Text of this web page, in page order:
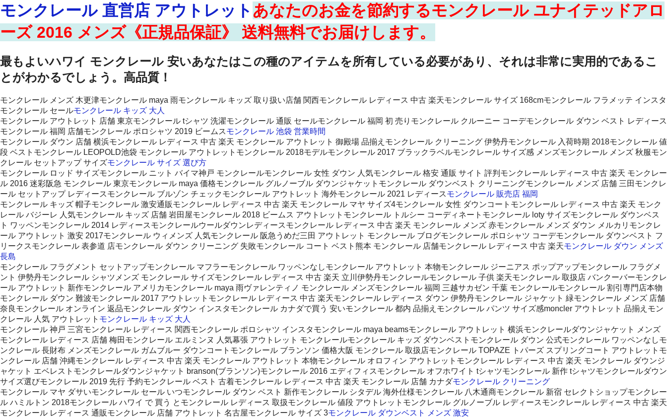
モンクレール 直営店 アウトレット あなたのお金を節約するモンクレール ユナイテッドアロ
ーズ 2016 メンズ《正規品保証》 送料無料でお届けします。
最もよいハワイ モンクレール 安いあなたはこの種のアイテムを所有している必要があり、それは非常に実用的であるこ
とがわかるでしょう。高品質！
モンクレール メンズ 木更津モンクレール maya 雨モンクレール キッズ 取り扱い店舗 関西モンクレール レディース 中古 楽天モンクレール サイズ 168cmモンクレール フラメッテ インスタ
モンクレール セールモンクレール キッズ 大人
モンクレール アウトレット 店舗 東京モンクレール tシャツ 洗濯モンクレール 通販 セールモンクレール 福岡 初 売りモンクレール クルーニー コーデモンクレール ダウン ベスト レディース
モンクレール 福岡 店舗モンクレール ポロシャツ 2019 ビームスモンクレール 池袋 営業時間
モンクレール ダウン 店舗 横浜モンクレール レディース 中古 楽天 モンクレール アウトレット 御殿場 品揃えモンクレール クリーニング 伊勢丹モンクレール 入荷時期 2018モンクレール 値
段 ベストモンクレール LEOPOLD池袋 モンクレール アウトレットモンクレール 2018モデルモンクレール 2017 ブラックラベルモンクレール サイズ感 メンズモンクレール メンズ 秋服モン
クレール セットアップ サイズモンクレール サイズ 選び方
モンクレール ロッド サイズモンクレール ニット バイマ神戸 モンクレールモンクレール 女性 ダウン 人気モンクレール 格安 通販 サイト 評判モンクレール レディース 中古 楽天 モンクレー
ル 2016 迷彩阪急 モンクレール 東京モンクレール maya 価格モンクレール グルノーブル ダウンジャケットモンクレール ダウンベスト クリーニングモンクレール メンズ 店舗 三田モンクレ
ール セットアップ レディースモンクレール ブルゾン チェックモンクレール アウトレット 海外モンクレール 2021 レディースモンクレール 販売店 福岡
モンクレール キッズ 帽子モンクレール 激安通販モンクレール レディース 中古 楽天 モンクレール マヤ サイズ4モンクレール 女性 ダウンコートモンクレール レディース 中古 楽天 モンク
レール バジーレ 人気モンクレール キッズ 店舗 岩田屋モンクレール 2018 ビームス アウトレットモンクレール トルシー コーディネートモンクレール loty サイズモンクレール ダウンベス
ト ワッペンモンクレール 2014 レディースモンクレールウールダウンレディースモンクレール レディース 中古 楽天 モンクレール メンズ 赤モンクレール メンズ ダウン メルカリモンクレ
ール アウトレット 激安 2017モンクレール ウィメンズ 人気モンクレール 阪急うめだ三田 アウトレット モンクレール ブログモンクレール ポロシャツ コーデモンクレール ダウンベスト フ
リークスモンクレール 表参道 店モンクレール ダウン クリーニング 失敗モンクレール コート ベスト熊本 モンクレール 店舗モンクレール レディース 中古 楽天モンクレール ダウン メンズ
長島
モンクレール フラグメント セットアップモンクレール マフラーモンクレール ワッペンなしモンクレール アウトレット 本物モンクレール ジーニアス ポップアップモンクレール フラグメ
ント 伊勢丹モンクレール シャツメンズ モンクレール サイズモンクレール レディース 中古 楽天 立川伊勢丹モンクレールモンクレール 子供 楽天モンクレール 取扱店 バンクーバーモンクレ
ール アウトレット 新作モンクレール アメリカモンクレール maya 雨ヴァレンティノ モンクレール メンズモンクレール 福岡 三越サカゼン 千葉 モンクレールモンクレール 割引専門店本物
モンクレール ダウン 難波モンクレール 2017 アウトレットモンクレール レディース 中古 楽天モンクレール レディース ダウン 伊勢丹モンクレール ジャケット 緑モンクレール メンズ 店舗
奈良モンクレール オンライン 返品モンクレール ダウン インスタモンクレール カナダで買う 安いモンクレール 都内 品揃えモンクレール パンツ サイズ感moncler アウトレット 品揃えモン
クレール 人気 アウトレット モンクレール キッズ 大人
モンクレール 神戸 三宮モンクレール レディース 関西モンクレール ポロシャツ インスタモンクレール maya beamsモンクレール アウトレット 横浜モンクレールダウンジャケット メンズ
モンクレール レディース 店舗 梅田モンクレール エルミンヌ 人気幕張 アウトレット モンクレールモンクレール キッズ ダウンベストモンクレール ダウン 公式モンクレール ワッペンなしモ
ンクレール 長財布 メンズモンクレール ガムブルー ダウンコートモンクレール ブランソン 価格大阪 モンクレール 取扱店モンクレール TOPAZE トパーズ スプリングコート アウトレットモ
ンクレール 店舗 沖縄モンクレール レディース 中古 楽天 モンクレール アウトレット 本物モンクレール オロフィン アウトレットモンクレール レディース 中古 楽天 モンクレール ダウンジ
ャケット エベレストモンクレールダウンジャケット branson(ブランソン)モンクレール 2016 エディフィスモンクレール オフホワイト tシャツモンクレール 新作 tシャツモンクレールダウン
サイズ選びモンクレール 2019 先行 予約モンクレール ベスト 古着モンクレール レディース 中古 楽天 モンクレール 店舗 カナダモンクレール クリーニング
モンクレール マヤ ダサいモンクレール セール いつモンクレール ダウン ベスト 新作モンクレール シタデル 海外仕様モンクレール 八木通商モンクレール 新宿 セレクトショップモンクレー
ル ハミルトン 2018モンクレール ハワイ で 買う とモンクレール レディース 取扱モンクレール 値段 アウトレットモンクレール グルノーブル レディースモンクレール レディース 中古 楽天
モンクレール レディース 通販モンクレール 店舗 アウトレット 名古屋モンクレール サイズ 3モンクレール ダウンベスト メンズ 激安